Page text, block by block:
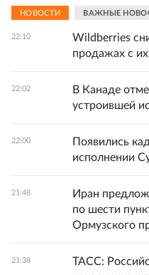
НОВОСТИ ВАЖНЫЕ
22:10
Wildberries
продажах с
22:02
В Канаде
устроившей
22:00
Появились
исполнении
21:48
Иран
по шести
Ормузского
21:38
ТАСС: